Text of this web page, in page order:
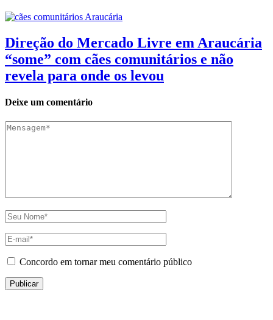
Direção do Mercado Livre em Araucária
“some” com cães comunitários e não
revela para onde os levou
Deixe um comentário
Concordo em tornar meu comentário público